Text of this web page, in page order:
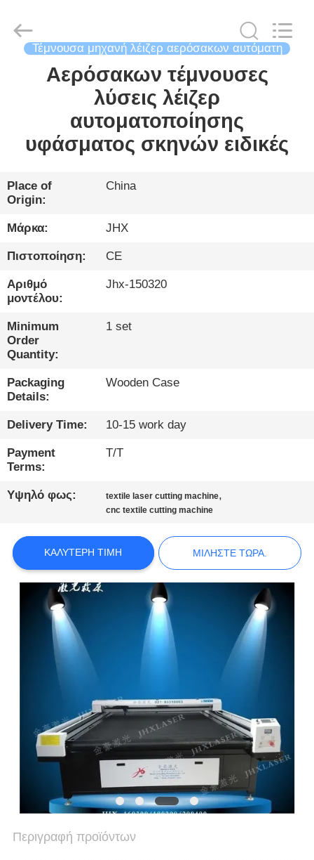
ΣΠΊΤΙ
ΠΡΟΪΌΝΤΑ
ΕΜΆΣ
ΞΕΝΆΓΗΣΗ
ΣΤΟ
ΕΡΓΟΣΤΆΣΙΟ
ΠΟΙΟΤΙΚΌΣ
ΈΛΕΓΧΟΣ
ΕΠΙΚΟΙΝΩΝΉΣΤΕ
ΜΑΣ
ΕΙΔΉΣΕΙΣ
ΤΏΡΑ.
COMPANY
NEWS
SITEMAP
POLICY
Co.,Ltd.
Reserved.
Τέμνουσα μηχανή λέιζερ αερόσακων αυτόματη
Αερόσακων τέμνουσες
λύσεις λέιζερ
αυτοματοποίησης
υφάσματος σκηνών ειδικές
Place of
Origin:
China
Μάρκα: JHX
Πιστοποίηση: CE
Αριθμό
μοντέλου:
Jhx-150320
Minimum
Order
Quantity:
1 set
Packaging
Details:
Wooden Case
Delivery Time: 10-15 work day
Payment
Terms:
T/T
Υψηλό φως: textile laser cutting machine,
cnc textile cutting machine
ΚΑΛΎΤΕΡΗ ΤΙΜΉ ΜΙΛΉΣΤΕ ΤΏΡΑ.
Περιγραφή προϊόντων